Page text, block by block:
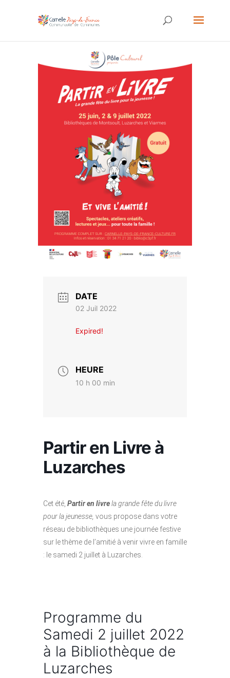
DATE
02 Juil 2022
Expired!
HEURE
10 h 00 min
Partir en Livre à
Luzarches
Cet été, Partir en livrela grande fête du livre
pour la jeunesse, vous propose dans votre
réseau de bibliothèques une journée festive
sur le thème de l’amitié à venir vivre en famille
: le samedi 2 juillet à Luzarches.
Programme du
Samedi 2 juillet 2022
à la Bibliothèque de
Luzarches